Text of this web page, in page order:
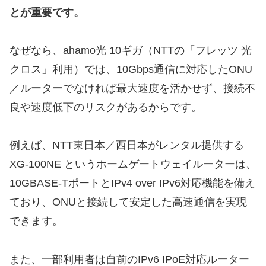
とが重要です。
なぜなら、ahamo光 10ギガ（NTTの「フレッツ 光
クロス」利用）では、10Gbps通信に対応したONU
／ルーターでなければ最大速度を活かせず、接続不
良や速度低下のリスクがあるからです。
例えば、NTT東日本／西日本がレンタル提供する
XG-100NE というホームゲートウェイルーターは、
10GBASE-TポートとIPv4 over IPv6対応機能を備え
ており、ONUと接続して安定した高速通信を実現
できます。
また、一部利用者は自前のIPv6 IPoE対応ルーター